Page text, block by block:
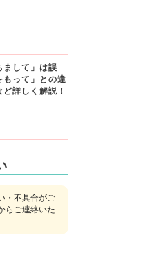
まして」は誤
もって」との違
詳しく解説！
・不具合がご
らご連絡いた